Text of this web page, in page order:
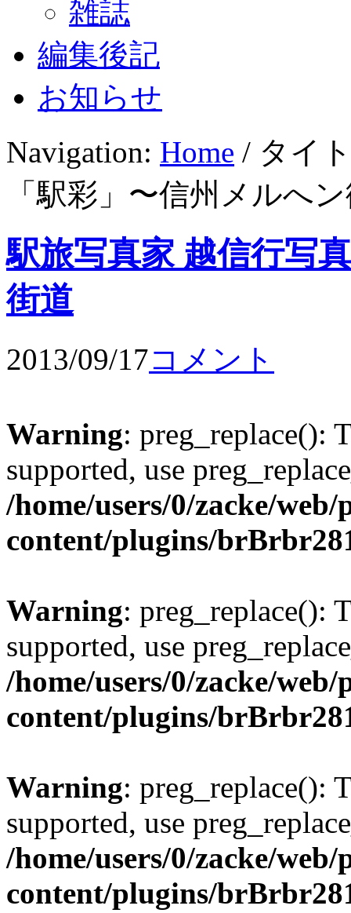
雑誌
編集後記
お知らせ
Navigation: Home / タイ
「駅彩」〜信州メルへ
駅旅写真家 越信行写
街道
2013/09/17コメント
Warning: preg_replace():
supported, use
/home/users/0/zacke/
content/plugins/
Warning: preg_replace():
supported, use
/home/users/0/zacke/
content/plugins/
Warning: preg_replace():
supported, use
/home/users/0/zacke/
content/plugins/